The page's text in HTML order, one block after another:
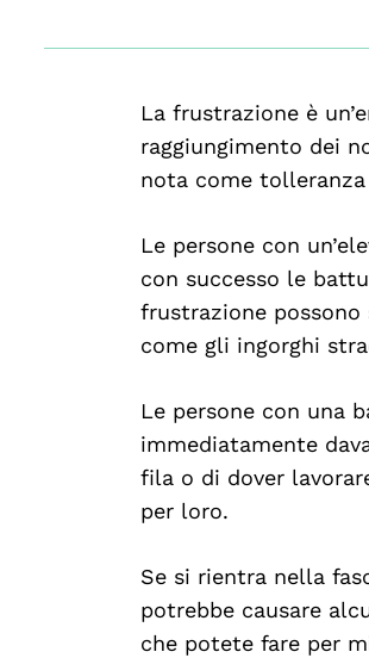
La frustrazione è
raggiungimento dei
nota come
Le persone con
con successo le
frustrazione
come gli ingorghi
Le persone con una
immediatamente
fila o di dover
per loro.
Se si rientra nella
potrebbe causare
che potete fare per